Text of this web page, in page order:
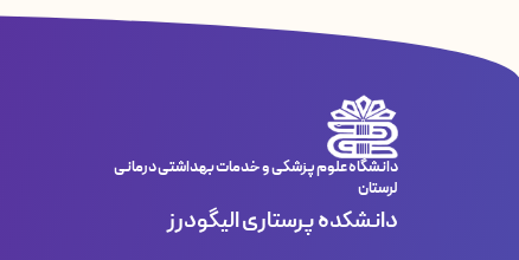
دانشگاه علوم پزشکی و خدمات بهداشتی درمانی
لرستان
دانشکده پرستاری الیگودرز